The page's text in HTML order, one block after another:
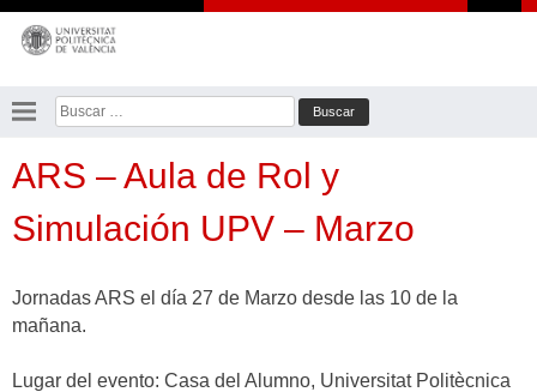
Saltar
contenido
Buscar:
ARS – Aula de Rol y
Simulación UPV – Marzo
Jornadas ARS el día 27 de Marzo desde las 10 de la
mañana.
Lugar del evento: Casa del Alumno, Universitat Politècnica